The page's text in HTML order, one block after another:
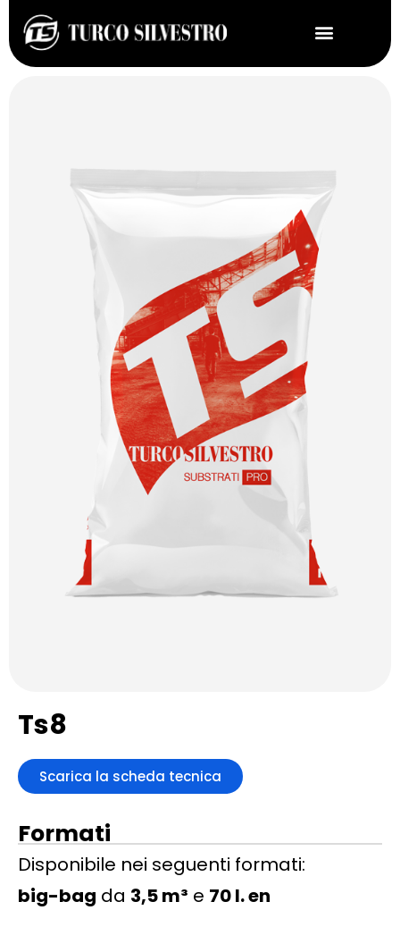
Ts8
Scarica la scheda tecnica
Formati
Disponibile nei seguenti formati:
big-bag da 3,5 m³ e 70 l. en